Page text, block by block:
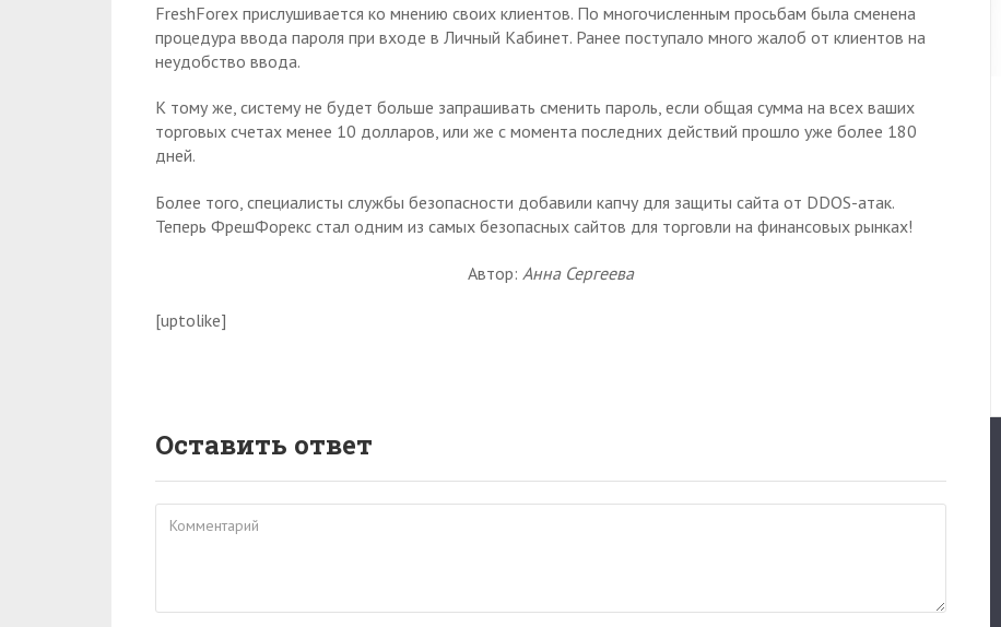
FreshForex прислушивается ко мнению своих клиентов. По многочисленным просьбам была сменена
процедура ввода пароля при входе в Личный Кабинет. Ранее поступало много жалоб от клиентов на
неудобство ввода.
К тому же, систему не будет больше запрашивать сменить пароль, если общая сумма на всех ваших
торговых счетах менее 10 долларов, или же с момента последних действий прошло уже более 180
дней.
Более того, специалисты службы безопасности добавили капчу для защиты сайта от DDOS-атак.
Теперь ФрешФорекс стал одним из самых безопасных сайтов для торговли на финансовых рынках!
Автор: Анна Сергеева
[uptolike]
Оставить ответ